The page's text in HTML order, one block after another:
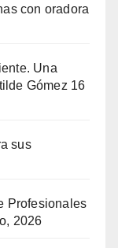
con oradora
Una
Gómez 16
sus
Profesionales
2026